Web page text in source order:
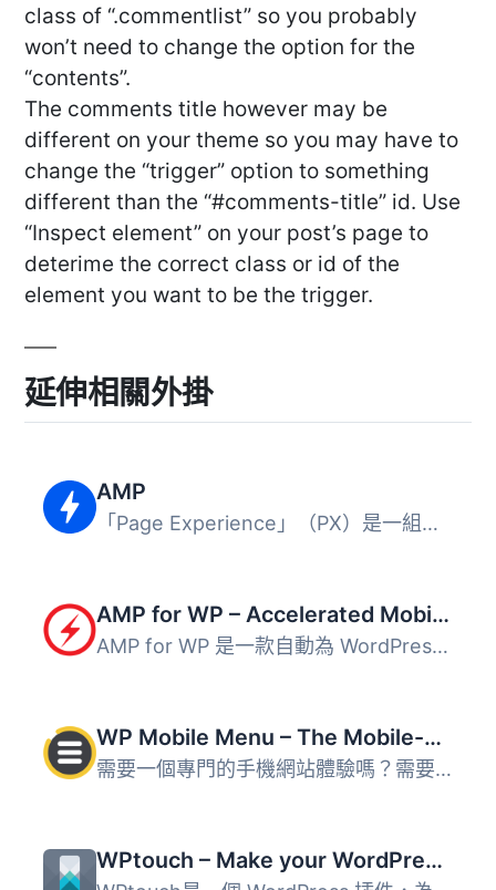
class of “.commentlist” so you probably
won’t need to change the option for the
“contents”.
The comments title however may be
different on your theme so you may have to
change the “trigger” option to something
different than the “#comments-title” id. Use
“Inspect element” on your post’s page to
deterime the correct class or id of the
element you want to be the trigger.
延伸相關外掛
AMP
「Page Experience」（PX）是一組排名訊號，包括「核心網頁素...
AMP for WP – Accelerated Mobile Pages
AMP for WP 是一款自動為 WordPress 網站加入 Accelerated Mo...
WP Mobile Menu – The Mobile-Friendly Responsive Menu
需要一個專門的手機網站體驗嗎？需要一個能讓您的手機訪客參...
WPtouch – Make your WordPress Website Mobile-Friendly